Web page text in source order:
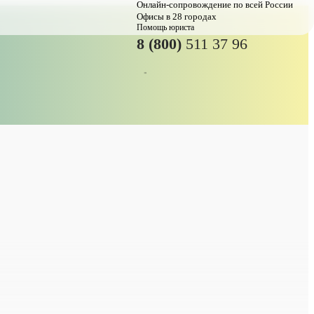
Онлайн-сопровождение по всей России
Офисы в 28 городах
Помощь юриста
8 (800) 511 37 96